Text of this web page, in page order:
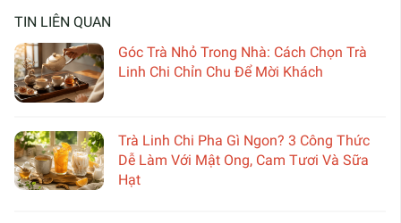
TIN LIÊN QUAN
Góc Trà Nhỏ Trong Nhà: Cách Chọn Trà
Linh Chi Chỉn Chu Để Mời Khách
Trà Linh Chi Pha Gì Ngon? 3 Công Thức
Dễ Làm Với Mật Ong, Cam Tươi Và Sữa
Hạt